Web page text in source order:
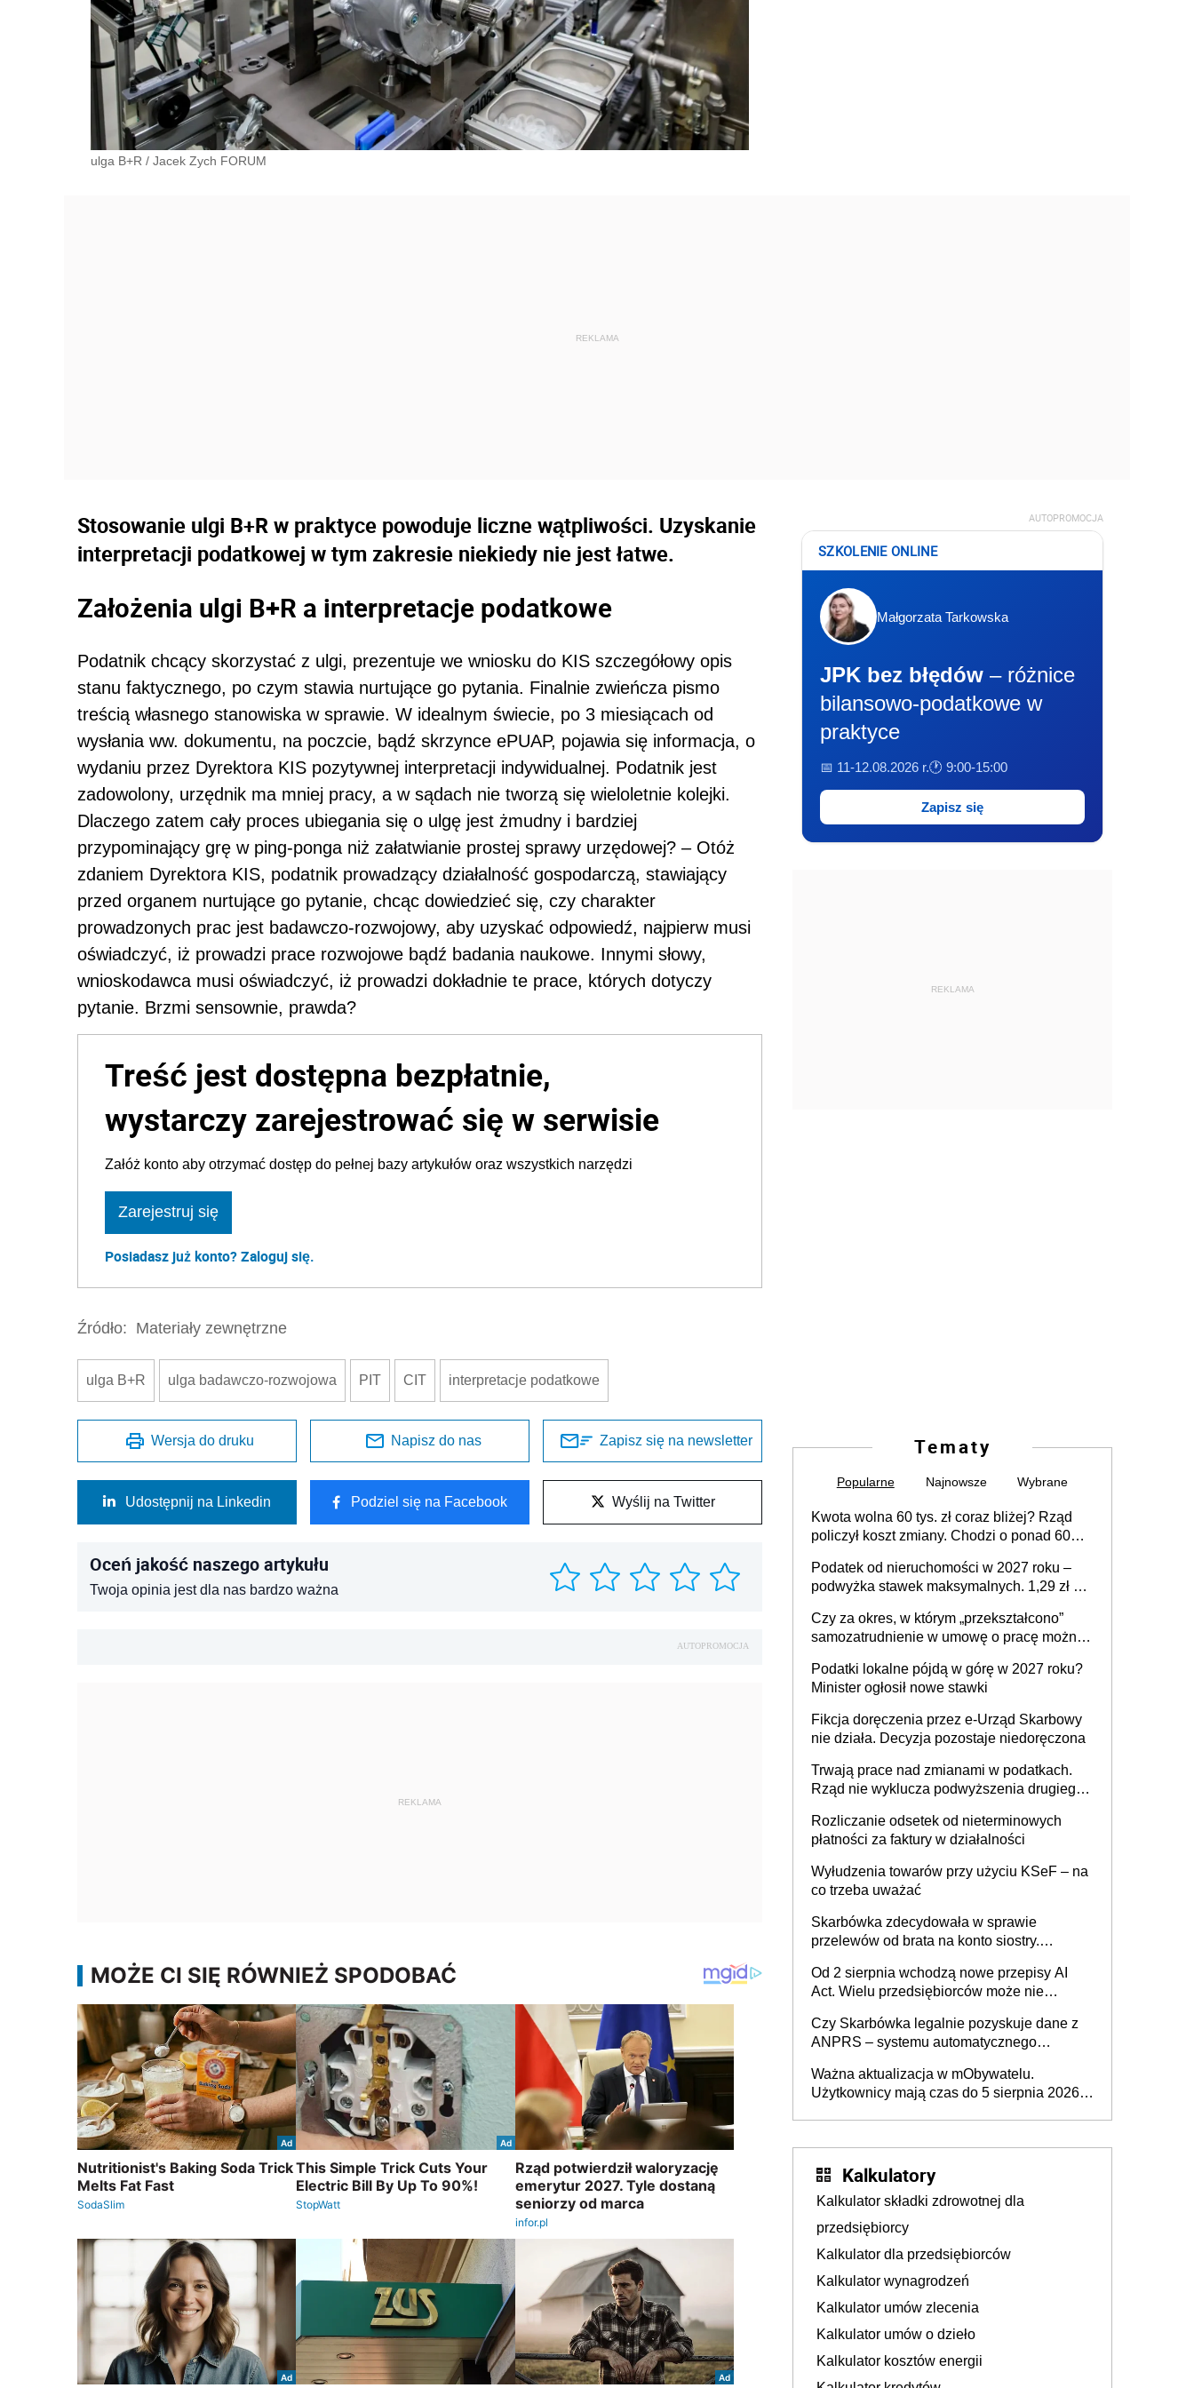
ulga B+R / Jacek Zych FORUM
Stosowanie ulgi B+R w praktyce powoduje liczne wątpliwości. Uzyskanie
interpretacji podatkowej w tym zakresie niekiedy nie jest łatwe.
Założenia ulgi B+R a interpretacje podatkowe
Podatnik chcący skorzystać z ulgi, prezentuje we wniosku do KIS szczegółowy opis
stanu faktycznego, po czym stawia nurtujące go pytania. Finalnie zwieńcza pismo
treścią własnego stanowiska w sprawie. W idealnym świecie, po 3 miesiącach od
wysłania ww. dokumentu, na poczcie, bądź skrzynce ePUAP, pojawia się informacja, o
wydaniu przez Dyrektora KIS pozytywnej interpretacji indywidualnej. Podatnik jest
zadowolony, urzędnik ma mniej pracy, a w sądach nie tworzą się wieloletnie kolejki.
Dlaczego zatem cały proces ubiegania się o ulgę jest żmudny i bardziej
przypominający grę w ping-ponga niż załatwianie prostej sprawy urzędowej? – Otóż
zdaniem Dyrektora KIS, podatnik prowadzący działalność gospodarczą, stawiający
przed organem nurtujące go pytanie, chcąc dowiedzieć się, czy charakter
prowadzonych prac jest badawczo-rozwojowy, aby uzyskać odpowiedź, najpierw musi
oświadczyć, iż prowadzi prace rozwojowe bądź badania naukowe. Innymi słowy,
wnioskodawca musi oświadczyć, iż prowadzi dokładnie te prace, których dotyczy
pytanie. Brzmi sensownie, prawda?
Treść jest dostępna bezpłatnie,
wystarczy zarejestrować się w serwisie
Załóż konto aby otrzymać dostęp do pełnej bazy artykułów oraz wszystkich narzędzi
Zarejestruj się
Posiadasz już konto? Zaloguj się.
Źródło: Materiały zewnętrzne
ulga B+R ulga badawczo-rozwojowa PIT CIT interpretacje podatkowe
Wersja do druku Napisz do nas Zapisz się na newsletter
Udostępnij na Linkedin Podziel się na Facebook Wyślij na Twitter
Oceń jakość naszego artykułu
Twoja opinia jest dla nas bardzo ważna
AUTOPROMOCJA
REKLAMA
AUTOPROMOCJA
SZKOLENIE ONLINE
Małgorzata Tarkowska
JPK bez błędów – różnice
bilansowo-podatkowe w
praktyce
📅 11-12.08.2026 r.🕐 9:00-15:00
Zapisz się
REKLAMA
Tematy
Popularne Najnowsze Wybrane
Kwota wolna 60 tys. zł coraz bliżej? Rząd
policzył koszt zmiany. Chodzi o ponad 60
Podatek od nieruchomości w 2027 roku –
podwyżka stawek maksymalnych. 1,29 zł za
budynków i lokali związanych z
prowadzeniem działalności gospodarczej
Czy za okres, w którym „przekształcono”
samozatrudnienie w umowę o pracę można
umowy cywilnoprawnej jedynym
racjonalnym wyjściem
Podatki lokalne pójdą w górę w 2027 roku?
Minister ogłosił nowe stawki
Fikcja doręczenia przez e-Urząd Skarbowy
nie działa. Decyzja pozostaje niedoręczona
Trwają prace nad zmianami w podatkach.
Rząd nie wyklucza podwyższenia drugiego
Rozliczanie odsetek od nieterminowych
płatności za faktury w działalności
Wyłudzenia towarów przy użyciu KSeF – na
co trzeba uważać
Skarbówka zdecydowała w sprawie
przelewów od brata na konto siostry.
darowizna, ale podatku jednak nie będzie
Od 2 sierpnia wchodzą nowe przepisy AI
Act. Wielu przedsiębiorców może nie
Czy Skarbówka legalnie pozyskuje dane z
ANPRS – systemu automatycznego
pojazdów z kamer drogowych?
Ważna aktualizacja w mObywatelu.
Użytkownicy mają czas do 5 sierpnia 2026
Kalkulatory
Kalkulator składki zdrowotnej dla
przedsiębiorcy
Kalkulator dla przedsiębiorców
Kalkulator wynagrodzeń
Kalkulator umów zlecenia
Kalkulator umów o dzieło
Kalkulator kosztów energii